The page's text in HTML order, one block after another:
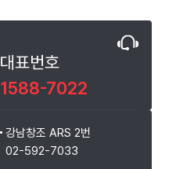
대표번호
1588-7022
강남창조 ARS 2번
02-592-7033